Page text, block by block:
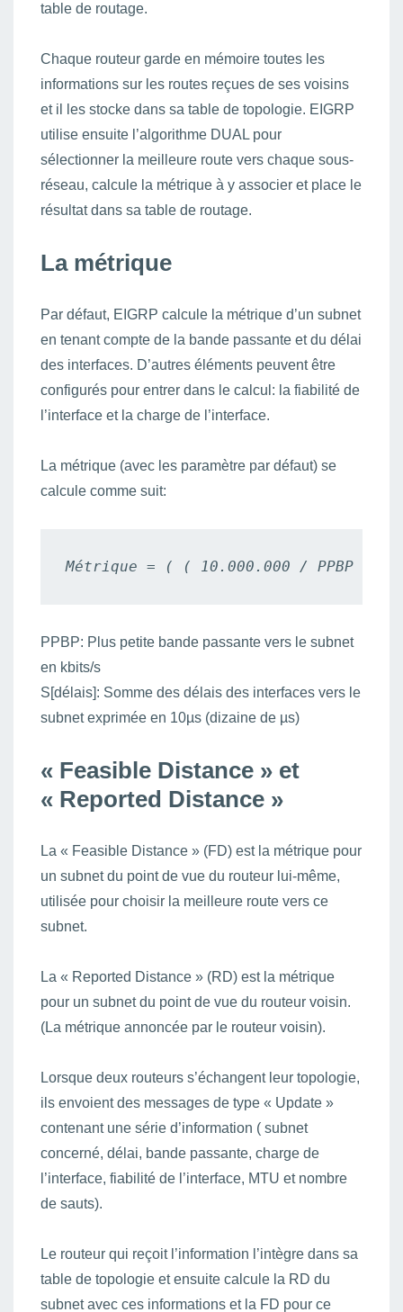
table de routage.
Chaque routeur garde en mémoire toutes les
informations sur les routes reçues de ses voisins
et il les stocke dans sa table de topologie. EIGRP
utilise ensuite l’algorithme DUAL pour
sélectionner la meilleure route vers chaque sous-
réseau, calcule la métrique à y associer et place le
résultat dans sa table de routage.
La métrique
Par défaut, EIGRP calcule la métrique d’un subnet
en tenant compte de la bande passante et du délai
des interfaces. D’autres éléments peuvent être
configurés pour entrer dans le calcul: la fiabilité de
l’interface et la charge de l’interface.
La métrique (avec les paramètre par défaut) se
calcule comme suit:
Métrique = ( ( 10.000.000 / PPBP )
PPBP: Plus petite bande passante vers le subnet
en kbits/s
S[délais]: Somme des délais des interfaces vers le
subnet exprimée en 10µs (dizaine de µs)
« Feasible Distance » et
« Reported Distance »
La « Feasible Distance » (FD) est la métrique pour
un subnet du point de vue du routeur lui-même,
utilisée pour choisir la meilleure route vers ce
subnet.
La « Reported Distance » (RD) est la métrique
pour un subnet du point de vue du routeur voisin.
(La métrique annoncée par le routeur voisin).
Lorsque deux routeurs s’échangent leur topologie,
ils envoient des messages de type « Update »
contenant une série d’information ( subnet
concerné, délai, bande passante, charge de
l’interface, fiabilité de l’interface, MTU et nombre
de sauts).
Le routeur qui reçoit l’information l’intègre dans sa
table de topologie et ensuite calcule la RD du
subnet avec ces informations et la FD pour ce